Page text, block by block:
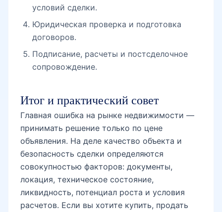
условий сделки.
Юридическая проверка и подготовка
договоров.
Подписание, расчеты и постсделочное
сопровождение.
Итог и практический совет
Главная ошибка на рынке недвижимости —
принимать решение только по цене
объявления. На деле качество объекта и
безопасность сделки определяются
совокупностью факторов: документы,
локация, техническое состояние,
ликвидность, потенциал роста и условия
расчетов. Если вы хотите купить, продать